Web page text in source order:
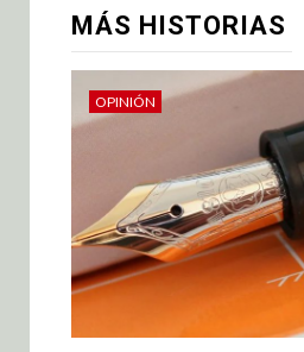
MÁS HISTORIAS
OPINIÓN